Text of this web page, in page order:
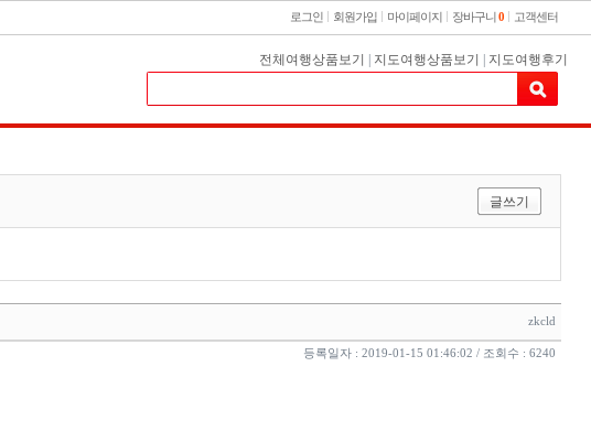
로그인 회원가입 마이페이지 장바구니0 고객센터
전체여행상품보기 지도여행상품보기 지도여행후기
글쓰기
zkcld
등록일자 : 2019-01-15 01:46:02 / 조회수 : 6240